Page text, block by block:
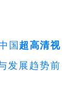
国超高清视
发展趋势前